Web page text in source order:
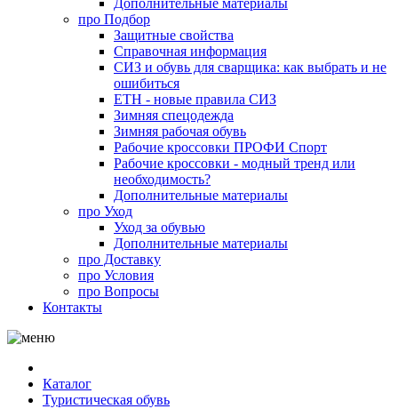
Дополнительные материалы
про Подбор
Защитные свойства
Справочная информация
СИЗ и обувь для сварщика: как выбрать и не
ошибиться
ЕТН - новые правила СИЗ
Зимняя спецодежда
Зимняя рабочая обувь
Рабочие кроссовки ПРОФИ Спорт
Рабочие кроссовки - модный тренд или
необходимость?
Дополнительные материалы
про Уход
Уход за обувью
Дополнительные материалы
про Доставку
про Условия
про Вопросы
Контакты
Каталог
Туристическая обувь